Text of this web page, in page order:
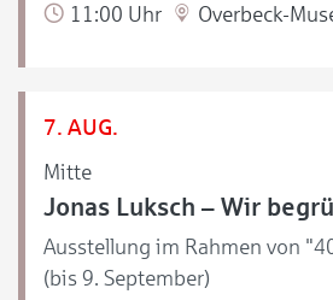
11:00 Uhr
Overbeck-
7. AUG.
Mitte
Jonas Luksch – Wir
Ausstellung im Rahmen von
(bis 9. September)